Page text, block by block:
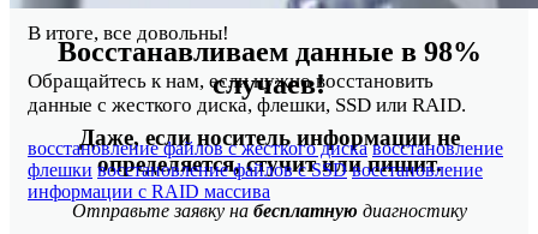
Восстанавливаем данные в 98%
случаев!
Даже, если носитель информации не
определяется, стучит или пищит.
Отправьте заявку на бесплатную диагностику
В итоге, все довольны!
Обращайтесь к нам, если нужно восстановить
данные с жесткого диска, флешки, SSD или RAID.
восстановление файлов с жесткого диска восстановление
флешки восстановление файлов с SSD восстановление
информации с RAID массива